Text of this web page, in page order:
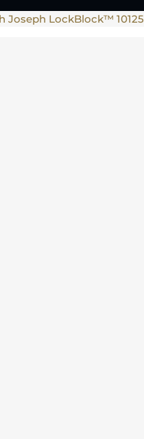
Joseph LockBlock™ 10125